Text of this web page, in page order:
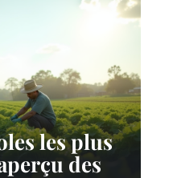
les plus
des